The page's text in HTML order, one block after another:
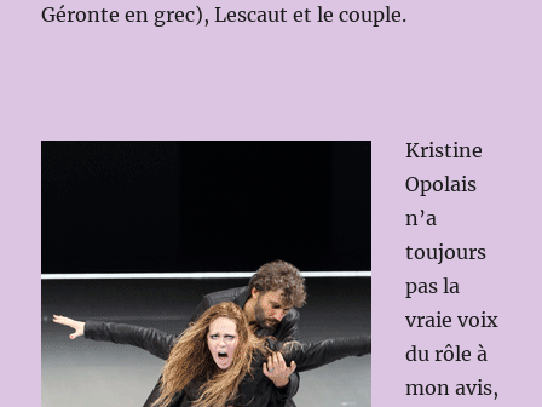
Géronte en grec), Lescaut et le couple.
Kristine
Opolais
n’a
toujours
pas la
vraie voix
du rôle à
mon avis,